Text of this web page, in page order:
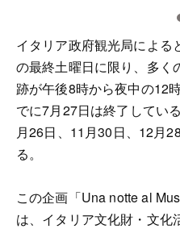
イタリア政府観光局によ
の最終土曜日に限り、多く
跡が午後8時から夜中の12
でに7月27日は終了してい
月26日、11月30日、12月
る。
この企画「Una notte al
は、イタリア文化財・文化